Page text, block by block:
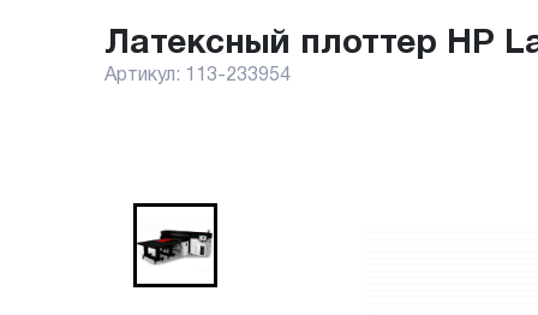
Латексный плоттер HP
Артикул: 113-233954